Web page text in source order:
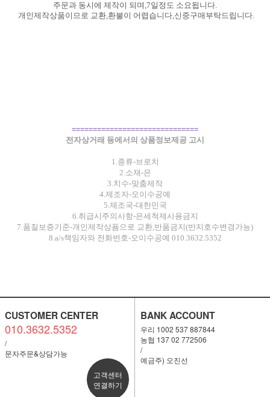
주문과 동시에 제작이 되며,7일정도 소요됩니다.
개인제작상품이므로 교환,환불이 어렵습니다,신중구매부탁드립니다.
==============================
전자상거래 등에서의 상품정보제공 고시
1.종류-브로치
2.소재-은
3.치수-맞춤제작
4.제조자-오이수공예
5.제조국-대한민국
6.취급시주의사항-은세척제사용금지
7.품질보증기준-개인제작상픔으로 교환,반품금지(반지호수변경가능)
8.a/s책임자와 전화번호-오이수공예 010.3632.5352
CUSTOMER CENTER
010.3632.5352
/
문자주문&상담가능
고객센터
연결하기
BANK ACCOUNT
우리 1002 537 887844
농협 137 02 772506
/
예금주) 오진선